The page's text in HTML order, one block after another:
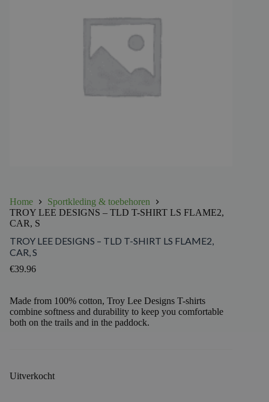
Home
Sportkleding & toebehoren
TROY LEE DESIGNS – TLD T-SHIRT LS FLAME2,
CAR, S
TROY LEE DESIGNS – TLD T-SHIRT LS FLAME2,
CAR, S
€39.96
Made from 100% cotton, Troy Lee Designs T-shirts
combine softness and durability to keep you comfortable
both on the trails and in the paddock.
Uitverkocht